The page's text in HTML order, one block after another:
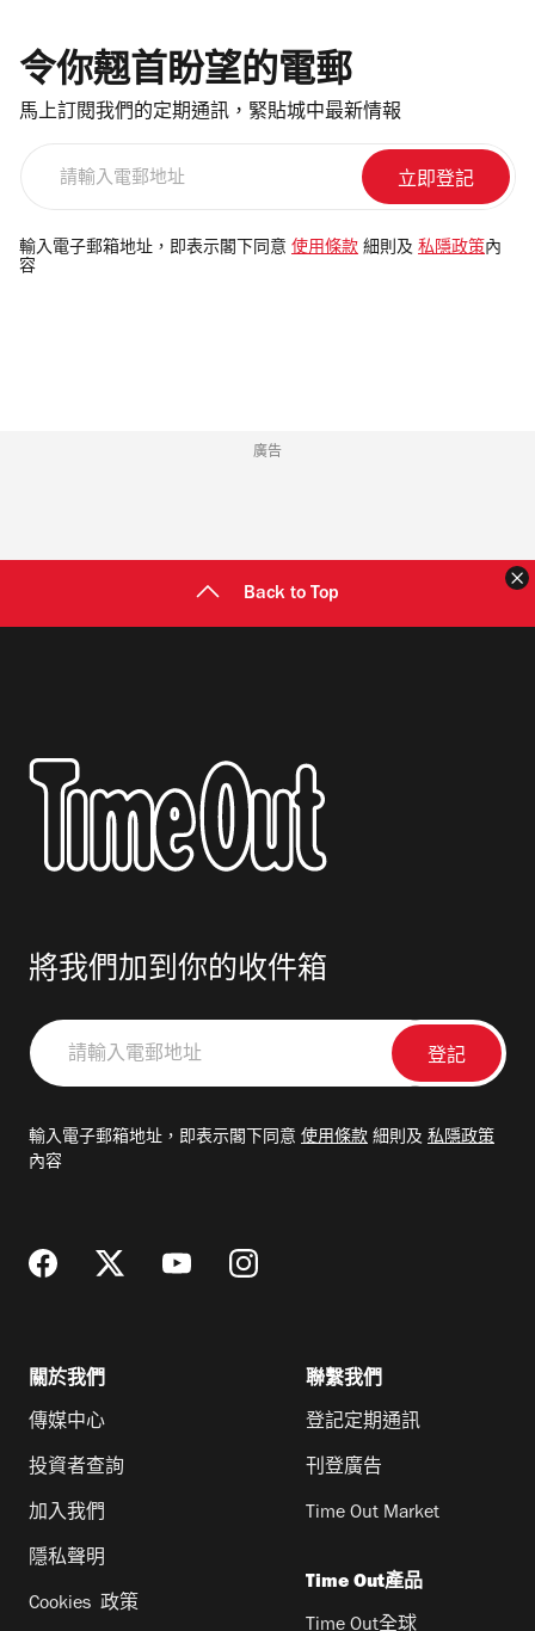
令你翹首盼望的電郵
馬上訂閱我們的定期通訊，緊貼城中最新情報
電
郵
輸入電子郵箱地址，即表示閣下同意 使用條款 細則及 私隱政策 內
容
廣告
Back to Top
將我們加到你的收件箱
請
輸
郵
輸入電子郵箱地址，即表示閣下同意 使用條款 細則及 私隱政策
內容
關於我們
傳媒中心
投資者查詢
加入我們
隱私聲明
Cookies 政策
聯繫我們
登記定期通訊
刊登廣告
Time Out Market
Time Out產品
Time Out全球